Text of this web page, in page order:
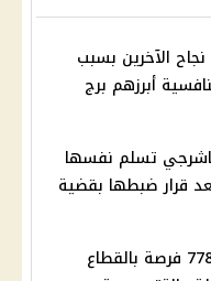
نجاح الآخرين بسبب
أبرزهم برج
تسلم نفسها
يونيو بعد قرار ضبطها بقضية
وزارة العمل تطرح 7781 فرصة بالقطاع